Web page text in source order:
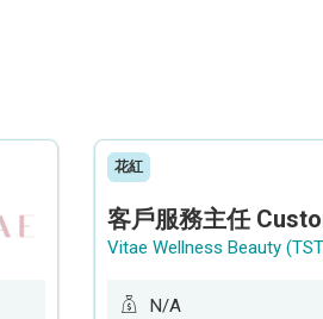
花紅
N/A